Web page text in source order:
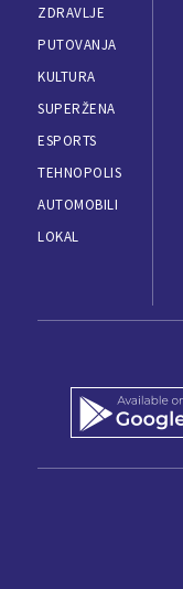
ZDRAVLJE
PUTOVANJA
KULTURA
SUPERŽENA
ESPORTS
TEHNOPOLIS
AUTOMOBILI
LOKAL